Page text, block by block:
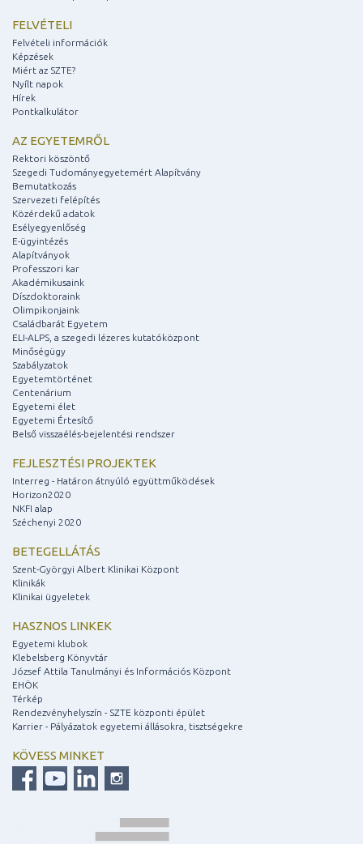
FELVÉTELI
Felvételi információk
Képzések
Miért az SZTE?
Nyílt napok
Hírek
Pontkalkulátor
AZ EGYETEMRŐL
Rektori köszöntő
Szegedi Tudományegyetemért Alapítvány
Bemutatkozás
Szervezeti felépítés
Közérdekű adatok
Esélyegyenlőség
E-ügyintézés
Alapítványok
Professzori kar
Akadémikusaink
Díszdoktoraink
Olimpikonjaink
Családbarát Egyetem
ELI-ALPS, a szegedi lézeres kutatóközpont
Minőségügy
Szabályzatok
Egyetemtörténet
Centenárium
Egyetemi élet
Egyetemi Értesítő
Belső visszaélés-bejelentési rendszer
FEJLESZTÉSI PROJEKTEK
Interreg - Határon átnyúló együttműködések
Horizon2020
NKFI alap
Széchenyi 2020
BETEGELLÁTÁS
Szent-Györgyi Albert Klinikai Központ
Klinikák
Klinikai ügyeletek
HASZNOS LINKEK
Egyetemi klubok
Klebelsberg Könyvtár
József Attila Tanulmányi és Információs Központ
EHÖK
Térkép
Rendezvényhelyszín - SZTE központi épület
Karrier - Pályázatok egyetemi állásokra, tisztségekre
KÖVESS MINKET